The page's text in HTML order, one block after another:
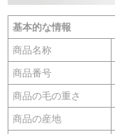
基本的な情報
商品名称
商品番号
商品の毛の重さ
商品の産地